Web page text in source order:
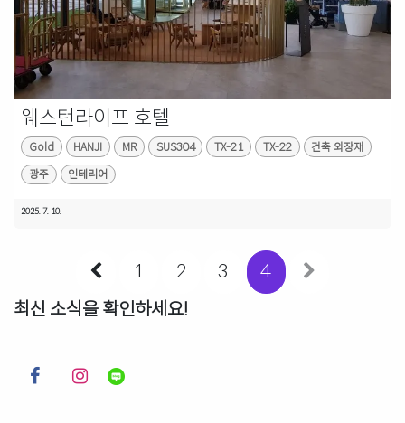
웨스턴라이프 호텔
Gold HANJI MR SUS304 TX-21 TX-22 건축 외장재
광주 인테리어
2025. 7. 10.
1 2 3
4
최신 소식을 확인하세요!